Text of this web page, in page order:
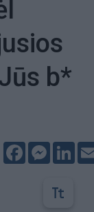
b*
Facebook